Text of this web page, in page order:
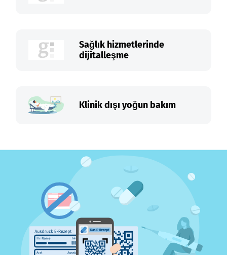
Sağlık hizmetlerinde
dijitalleşme
Klinik dışı yoğun bakım